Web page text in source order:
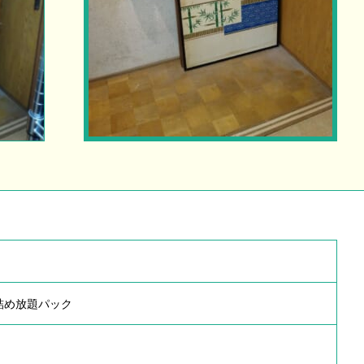
放題パック